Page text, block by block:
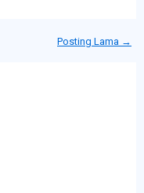
Posting Lama →